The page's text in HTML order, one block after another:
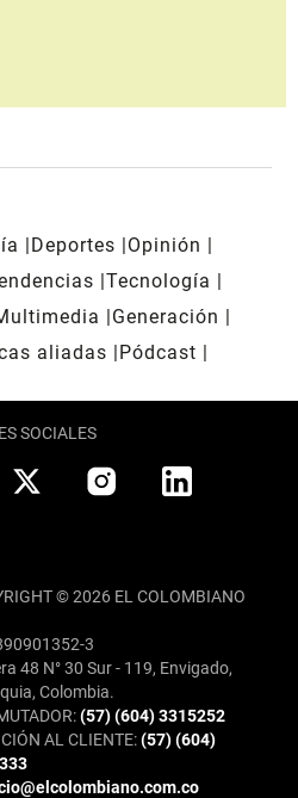
Deportes
Opinión
Tecnología
Generación
aliadas
Pódcast
SOCIALES
© 2026 EL COLOMBIANO
3
48 N° 30 Sur - 119, Envigado,
Colombia.
(57) (604) 3315252
AL CLIENTE:(57) (604)